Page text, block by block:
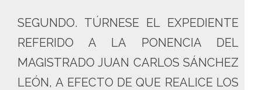
SEGUNDO. TÚRNESE EL EXPEDIENTE
REFERIDO A LA PONENCIA DEL
MAGISTRADO JUAN CARLOS SÁNCHEZ
LEÓN, A EFECTO DE QUE REALICE LOS